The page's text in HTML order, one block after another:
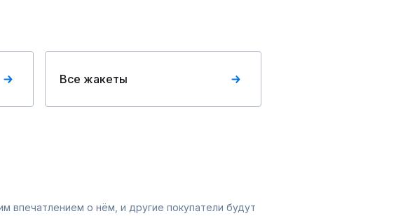
Все жакеты
впечатлением о нём, и другие покупатели будут